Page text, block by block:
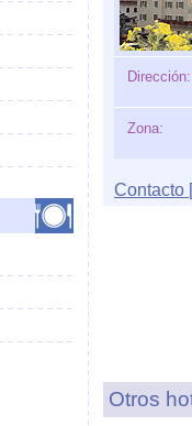
Dirección:
Zona:
Contacto
Otros